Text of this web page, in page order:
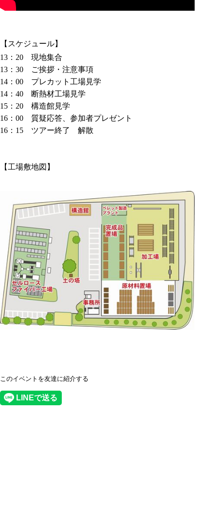
【スケジュール】
13：20 現地集合
13：30 ご挨拶・注意事項
14：00 プレカット工場見学
14：40 断熱材工場見学
15：20 構造館見学
16：00 質疑応答、参加者プレゼント
16：15 ツアー終了 解散
【工場敷地図】
このイベントを友達に紹介する